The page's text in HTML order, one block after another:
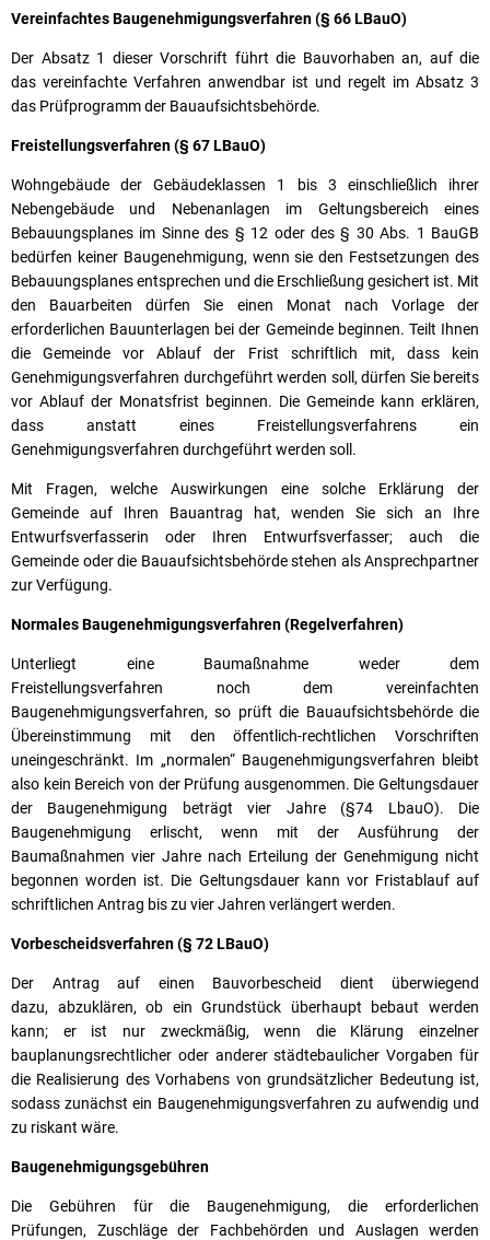
Vereinfachtes Baugenehmigungsverfahren (§ 66 LBauO)
Der Absatz 1 dieser Vorschrift führt die Bauvorhaben an, auf die
das vereinfachte Verfahren anwendbar ist und regelt im Absatz 3
das Prüfprogramm der Bauaufsichtsbehörde.
Freistellungsverfahren (§ 67 LBauO)
Wohngebäude der Gebäudeklassen 1 bis 3 einschließlich ihrer
Nebengebäude und Nebenanlagen im Geltungsbereich eines
Bebauungsplanes im Sinne des § 12 oder des § 30 Abs. 1 BauGB
bedürfen keiner Baugenehmigung, wenn sie den Festsetzungen des
Bebauungsplanes entsprechen und die Erschließung gesichert ist. Mit
den Bauarbeiten dürfen Sie einen Monat nach Vorlage der
erforderlichen Bauunterlagen bei der Gemeinde beginnen. Teilt Ihnen
die Gemeinde vor Ablauf der Frist schriftlich mit, dass kein
Genehmigungsverfahren durchgeführt werden soll, dürfen Sie bereits
vor Ablauf der Monatsfrist beginnen. Die Gemeinde kann erklären,
dass anstatt eines Freistellungsverfahrens ein
Genehmigungsverfahren durchgeführt werden soll.
Mit Fragen, welche Auswirkungen eine solche Erklärung der
Gemeinde auf Ihren Bauantrag hat, wenden Sie sich an Ihre
Entwurfsverfasserin oder Ihren Entwurfsverfasser; auch die
Gemeinde oder die Bauaufsichtsbehörde stehen als Ansprechpartner
zur Verfügung.
Normales Baugenehmigungsverfahren (Regelverfahren)
Unterliegt eine Baumaßnahme weder dem
Freistellungsverfahren noch dem vereinfachten
Baugenehmigungsverfahren, so prüft die Bauaufsichtsbehörde die
Übereinstimmung mit den öffentlich-rechtlichen Vorschriften
uneingeschränkt. Im „normalen“ Baugenehmigungsverfahren bleibt
also kein Bereich von der Prüfung ausgenommen. Die Geltungsdauer
der Baugenehmigung beträgt vier Jahre (§74 LbauO). Die
Baugenehmigung erlischt, wenn mit der Ausführung der
Baumaßnahmen vier Jahre nach Erteilung der Genehmigung nicht
begonnen worden ist. Die Geltungsdauer kann vor Fristablauf auf
schriftlichen Antrag bis zu vier Jahren verlängert werden.
Vorbescheidsverfahren (§ 72 LBauO)
Der Antrag auf einen Bauvorbescheid dient überwiegend
dazu, abzuklären, ob ein Grundstück überhaupt bebaut werden
kann; er ist nur zweckmäßig, wenn die Klärung einzelner
bauplanungsrechtlicher oder anderer städtebaulicher Vorgaben für
die Realisierung des Vorhabens von grundsätzlicher Bedeutung ist,
sodass zunächst ein Baugenehmigungsverfahren zu aufwendig und
zu riskant wäre.
Baugenehmigungsgebühren
Die Gebühren für die Baugenehmigung, die erforderlichen
Prüfungen, Zuschläge der Fachbehörden und Auslagen werden